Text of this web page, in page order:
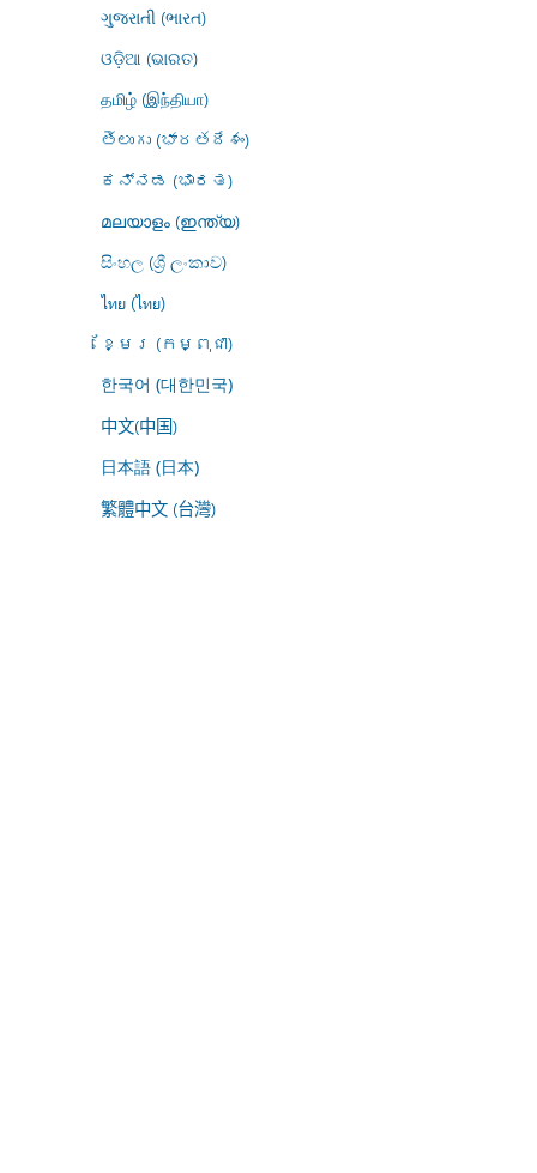
ગુજરાતી (ભારત)
ଓଡ଼ିଆ (ଭାରତ)
தமிழ் (இந்தியா)
తెలుగు (భారతదేశం)
ಕನ್ನಡ (ಭಾರತ)
മലയാളം (ഇന്ത്യ)
සිංහල (ශ්‍රී ලංකාව)
ไทย (ไทย)
ខ្មែរ (កម្ពុជា)
한국어 (대한민국)
中文(中国)
日本語 (日本)
繁體中文 (台灣)